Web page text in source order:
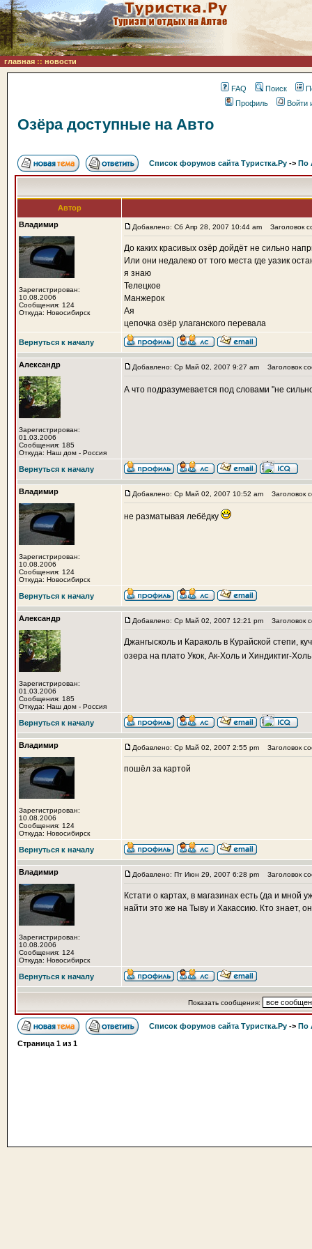
главная :: новости
FAQ Поиск
Профиль
Войти
Озёра доступные на Авто
Список форумов сайта Туристка.Ру -> По
Автор
Владимир
Зарегистрирован:
10.08.2006
Сообщения: 124
Откуда: Новосибирск
Добавлено: Сб Апр 28, 2007 10:44 am Заголовок
До каких красивых озёр дойдёт не сильно
Или они недалеко от того места где уазик
я знаю
Телецкое
Манжерок
Ая
цепочка озёр улаганского перевала
Вернуться к началу
Александр
Зарегистрирован:
01.03.2006
Сообщения: 185
Откуда: Наш дом - Россия
Добавлено: Ср Май 02, 2007 9:27 am Заголовок
А что подразумевается под словами "не
Вернуться к началу
Владимир
Зарегистрирован:
10.08.2006
Сообщения: 124
Откуда: Новосибирск
Добавлено: Ср Май 02, 2007 10:52 am Заголовок
не разматывая лебёдку
Вернуться к началу
Александр
Зарегистрирован:
01.03.2006
Сообщения: 185
Откуда: Наш дом - Россия
Добавлено: Ср Май 02, 2007 12:21 pm Заголовок
Джангысколь и Караколь в Курайской степи,
озера на плато Укок, Ак-Холь и Хиндиктиг-
Вернуться к началу
Владимир
Зарегистрирован:
10.08.2006
Сообщения: 124
Откуда: Новосибирск
Добавлено: Ср Май 02, 2007 2:55 pm Заголовок
пошёл за картой
Вернуться к началу
Владимир
Зарегистрирован:
10.08.2006
Сообщения: 124
Откуда: Новосибирск
Добавлено: Пт Июн 29, 2007 6:28 pm Заголовок
Кстати о картах, в магазинах есть (да и
найти это же на Тыву и Хакассию. Кто знает,
Вернуться к началу
Показать сообщения:
Список форумов сайта Туристка.Ру -> По
Страница 1 из 1